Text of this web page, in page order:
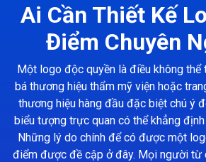
Ai Cần Thiết Kế
Điểm Chuyên
Một logo độc quyền là điều không thể
bá thương hiệu thẩm mỹ viện hoặc
thương hiệu hàng đầu đặc biệt chú ý
biểu tượng trực quan có thể khẳng
Những lý do chính để có được một
điểm được đề cập ở đây. Mọi người từ